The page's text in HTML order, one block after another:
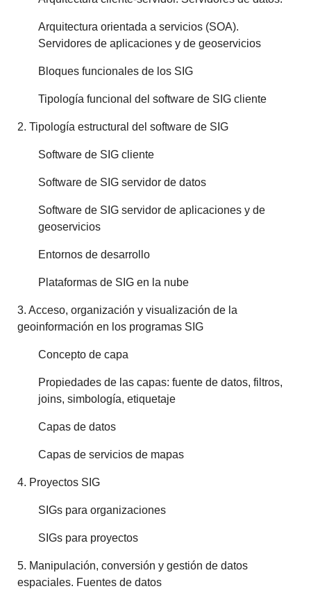
Arquitectura orientada a servicios (SOA).
Servidores de aplicaciones y de geoservicios
Bloques funcionales de los SIG
Tipología funcional del software de SIG cliente
2. Tipología estructural del software de SIG
Software de SIG cliente
Software de SIG servidor de datos
Software de SIG servidor de aplicaciones y de
geoservicios
Entornos de desarrollo
Plataformas de SIG en la nube
3. Acceso, organización y visualización de la
geoinformación en los programas SIG
Concepto de capa
Propiedades de las capas: fuente de datos, filtros,
joins, simbología, etiquetaje
Capas de datos
Capas de servicios de mapas
4. Proyectos SIG
SIGs para organizaciones
SIGs para proyectos
5. Manipulación, conversión y gestión de datos
espaciales. Fuentes de datos